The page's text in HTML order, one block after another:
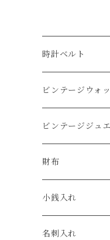
時計ベルト
アップルウォッ
コードバン
クロコダイル
エコレザー
エレファント
ビンテージウォ
オメガ /
ユリスナルダン
セイコー / SEIKO
ルミノックス /
ビンテージジュ
カルティエ /
財布
コンパクト
長財布
小銭入れ
名刺入れ